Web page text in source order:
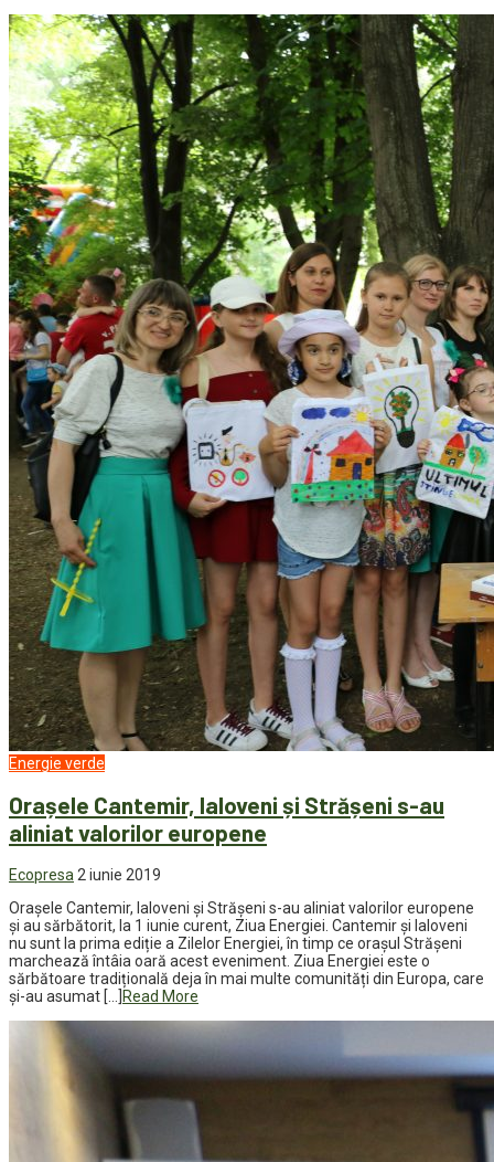
Energie verde
Orașele Cantemir, Ialoveni și Strășeni s-au
aliniat valorilor europene
Ecopresa 2 iunie 2019
Orașele Cantemir, Ialoveni și Strășeni s-au aliniat valorilor europene
și au sărbătorit, la 1 iunie curent, Ziua Energiei. Cantemir și Ialoveni
nu sunt la prima ediție a Zilelor Energiei, în timp ce orașul Strășeni
marchează întâia oară acest eveniment. Ziua Energiei este o
sărbătoare tradițională deja în mai multe comunități din Europa, care
și-au asumat […]
Read More